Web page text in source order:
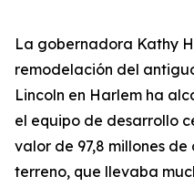
La gobernadora Kathy
remodelación del
Lincoln en Harlem ha
el equipo de desarrollo
valor de 97,8 millones
terreno, que llevaba